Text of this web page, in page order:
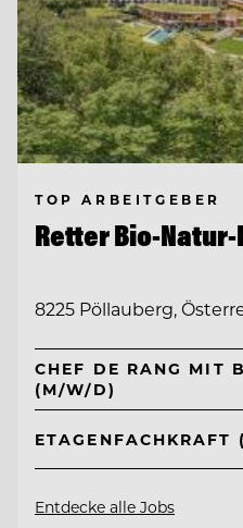
TOP ARBEITGEBER
Retter Bio-
8225 Pöllauberg,
CHEF DE RANG MIT
(M/W/D)
ETAGENFACHKRAFT
Entdecke alle Jobs